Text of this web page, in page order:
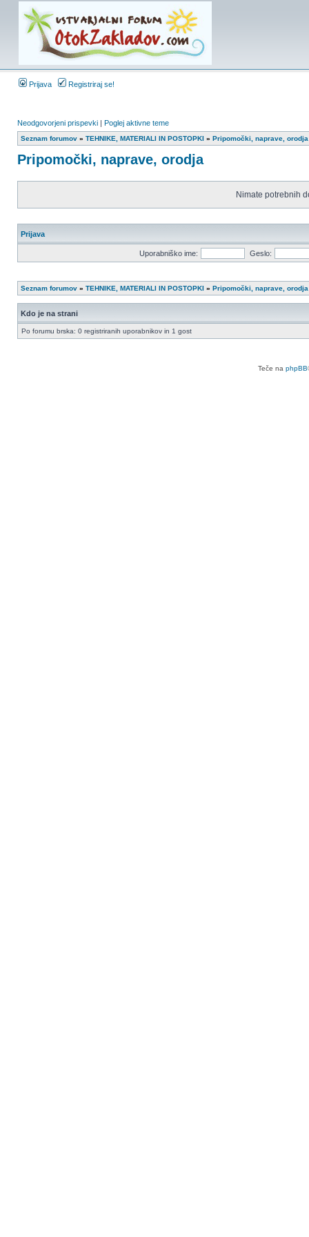
Prijava Registriraj se!
Neodgovorjeni prispevki | Poglej aktivne teme
Seznam forumov » TEHNIKE, MATERIALI IN POSTOPKI » Pripomočki, naprave, orodja
Pripomočki, naprave, orodja
Nimate potrebnih
Prijava
Uporabniško ime: Geslo:
Seznam forumov » TEHNIKE, MATERIALI IN POSTOPKI » Pripomočki, naprave, orodja
Kdo je na strani
Po forumu brska: 0 registriranih uporabnikov in 1 gost
Teče na phpBB